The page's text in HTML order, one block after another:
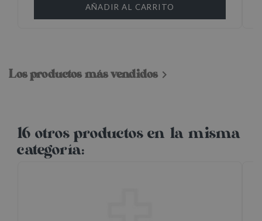
AÑADIR AL CARRITO
Los productos más vendidos
16 otros productos en la misma
categoría: